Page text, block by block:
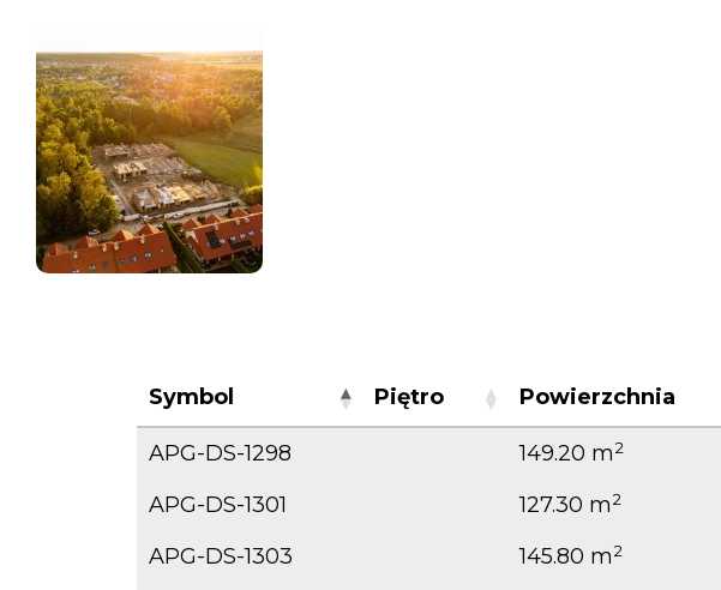
Symbol Piętro Powierzchnia
APG-DS-1298 149.20 m2
APG-DS-1301
127.30 m2
APG-DS-1303
145.80 m2